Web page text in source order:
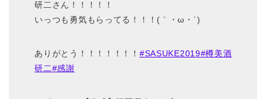
研二さん！！！！！
いっつも勇気もらってる！！！(｀・ω・´)
ありがとう！！！！！！！ #SASUKE2019#樽美酒
研二#感謝